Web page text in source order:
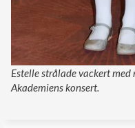
Estelle strålade vackert
Akademiens konsert.